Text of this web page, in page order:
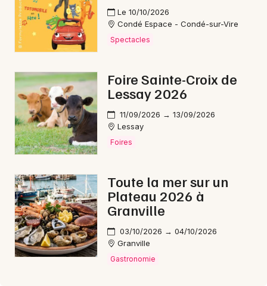
Le 10/10/2026
Condé Espace - Condé-sur-Vire
Spectacles
Foire Sainte-Croix de
Lessay 2026
11/09/2026 → 13/09/2026
Lessay
Foires
Toute la mer sur un
Plateau 2026 à
Granville
03/10/2026 → 04/10/2026
Granville
Gastronomie